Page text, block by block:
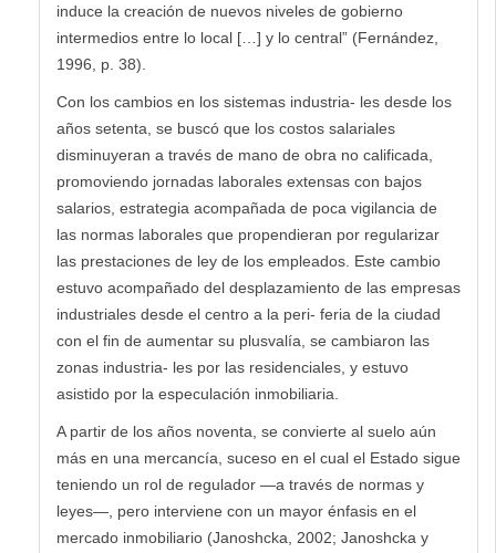
induce la creación de nuevos niveles de gobierno
intermedios entre lo local […] y lo central” (Fernández,
1996, p. 38).
Con los cambios en los sistemas industria- les desde los
años setenta, se buscó que los costos salariales
disminuyeran a través de mano de obra no calificada,
promoviendo jornadas laborales extensas con bajos
salarios, estrategia acompañada de poca vigilancia de
las normas laborales que propendieran por regularizar
las prestaciones de ley de los empleados. Este cambio
estuvo acompañado del desplazamiento de las empresas
industriales desde el centro a la peri- feria de la ciudad
con el fin de aumentar su plusvalía, se cambiaron las
zonas industria- les por las residenciales, y estuvo
asistido por la especulación inmobiliaria.
A partir de los años noventa, se convierte al suelo aún
más en una mercancía, suceso en el cual el Estado sigue
teniendo un rol de regulador —a través de normas y
leyes—, pero interviene con un mayor énfasis en el
mercado inmobiliario (Janoshcka, 2002; Janoshcka y